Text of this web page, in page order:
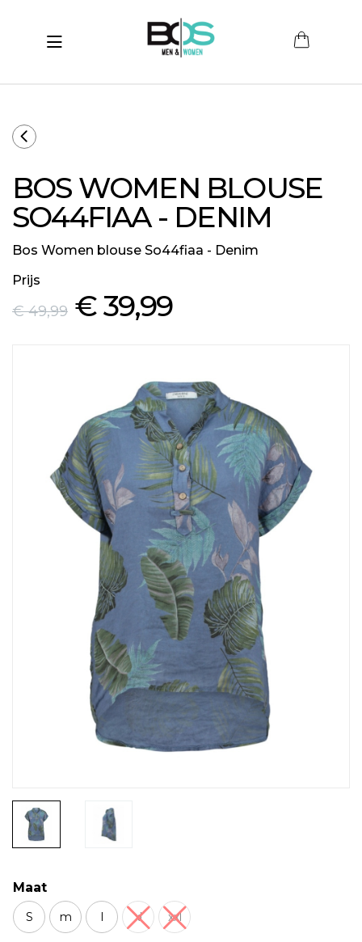
(Men)
(Sale)
Toggle navigation
BOS WOMEN BLOUSE
SO44FIAA - DENIM
Bos Women blouse So44fiaa - Denim
Prijs
€ 49,99 € 39,99
Maat
S m xl xxl